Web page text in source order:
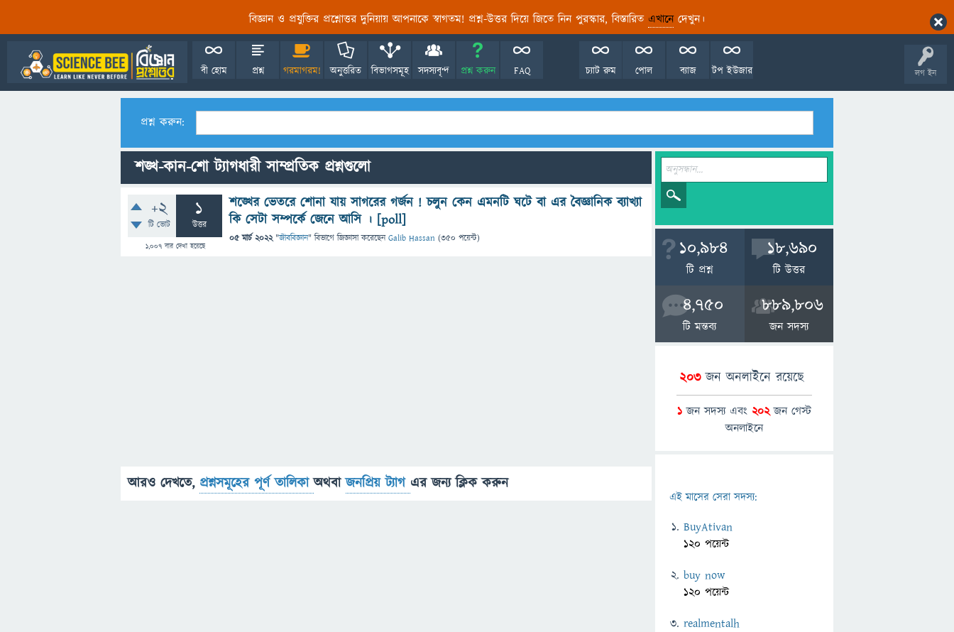
বিজ্ঞান ও প্রযুক্তির প্রশ্নোত্তর দুনিয়ায় আপনাকে স্বাগতম! প্রশ্ন-উত্তর দিয়ে জিতে নিন পুরস্কার, বিস্তারিত এখানেদেখুন।
লগ ইন
বী হোম প্রশ্ন গরমাগরম! অনুত্তরিত বিভাগসমূহ সদস্যবৃন্দ প্রশ্ন করুন FAQ টপ ইউজার
ব্যাজ
পোল
চ্যাট রুম
প্রশ্ন করুন:
শঙ্খ-কান-শো ট্যাগধারী সাম্প্রতিক প্রশ্নগুলো
+2
টি ভোট
1
উত্তর
1,007বার দেখা হয়েছে
শঙ্খের ভেতরে শোনা যায় সাগরের গর্জন ! চলুন কেন এমনটি ঘটে বা এর বৈজ্ঞানিক ব্যাখ্যা
কি সেটা সম্পর্কে জেনে আসি । [poll]
05 মার্চ 2022 "জীববিজ্ঞান" বিভাগে জিজ্ঞাসাকরেছেনGalib Hassan (350 পয়েন্ট)
আরও দেখতে, প্রশ্নসমূহের পূর্ণ তালিকাঅথবাজনপ্রিয় ট্যাগ এর জন্য ক্লিক করুন
10,984
টি প্রশ্ন
18,690
টি উত্তর
4,750
টি মন্তব্য
889,806
জন সদস্য
203জন অনলাইনে রয়েছে
1 জন সদস্য এবং 202জন গেস্ট
অনলাইনে
এই মাসের সেরা সদস্য:
BuyAtivan
120 পয়েন্ট
buy now
120 পয়েন্ট
realmentalh